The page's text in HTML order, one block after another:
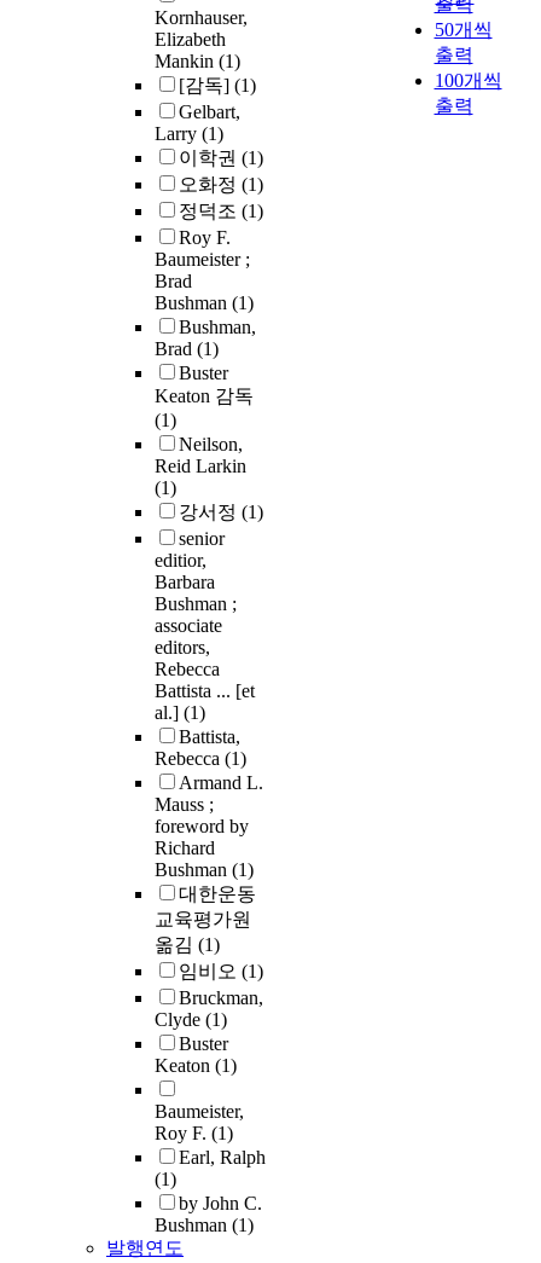
Kornhauser,
Elizabeth
Mankin (1)
[감독] (1)
Gelbart,
Larry (1)
이학권 (1)
오화정 (1)
정덕조 (1)
Roy F.
Baumeister ;
Brad
Bushman (1)
Bushman,
Brad (1)
Buster
Keaton 감독
(1)
Neilson,
Reid Larkin
(1)
강서정 (1)
senior
editior,
Barbara
Bushman ;
associate
editors,
Rebecca
Battista ... [et
al.] (1)
Battista,
Rebecca (1)
Armand L.
Mauss ;
foreword by
Richard
Bushman (1)
대한운동
교육평가원
옮김 (1)
임비오 (1)
Bruckman,
Clyde (1)
Buster
Keaton (1)
Baumeister,
Roy F. (1)
Earl, Ralph
(1)
by John C.
Bushman (1)
발행연도
출력
50개씩
출력
100개씩
출력